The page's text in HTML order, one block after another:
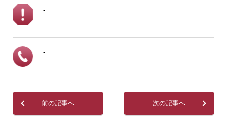
-
-
前の記事へ 次の記事へ